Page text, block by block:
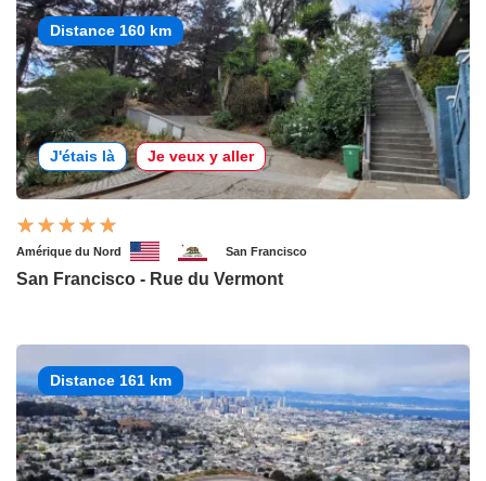
Distance 160 km
J'étais là Je veux y aller
Amérique du Nord San Francisco
San Francisco - Rue du Vermont
Distance 161 km